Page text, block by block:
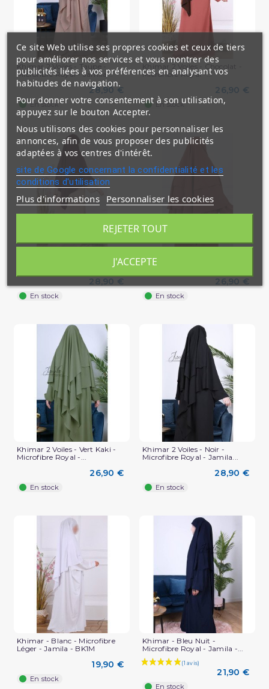
Khimar 2 Voiles - Taupe -
Microfibre Royal - Jamila...
28,90 €
En stock
Khimar 2 Voiles - Chocolat -
Microfibre Royal -...
26,90 €
En stock
Khimar 2 Voiles - Fushia Foncé
28,90 €
En stock
Khimar 2 Voiles - Terracotta -
Microfibre Royal -...
26,90 €
En stock
Khimar 2 Voiles - Vert Kaki -
Microfibre Royal -...
26,90 €
En stock
Khimar 2 Voiles - Noir -
Microfibre Royal - Jamila...
28,90 €
En stock
Khimar - Blanc - Microfibre
Léger - Jamila - BK1M
19,90 €
En stock
Khimar - Bleu Nuit -
Microfibre Royal - Jamila -...
21,90 €
En stock
Ce site Web utilise ses propres cookies et ceux de tiers
pour améliorer nos services et vous montrer des
publicités liées à vos préférences en analysant vos
habitudes de navigation.
Pour donner votre consentement à son utilisation,
appuyez sur le bouton Accepter.
Nous utilisons des cookies pour personnaliser les
annonces, afin de vous proposer des publicités
adaptées à vos centres d'intérêt.
site de Google concernant la confidentialité et les
conditions d'utilisation
Plus d'informations Personnaliser les cookies
REJETER TOUT
J'ACCEPTE